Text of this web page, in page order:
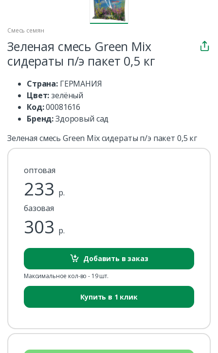
Смесь семян
Зеленая смесь Green Mix
сидераты п/э пакет 0,5 кг
Страна: ГЕРМАНИЯ
Цвет:зелёный
Код:00081616
Бренд:Здоровый сад
Зеленая смесь Green Mix сидераты п/э пакет 0,5 кг
оптовая
233 р.
базовая
303 р.
Добавить в заказ
Максимальное кол-во - 19 шт.
Купить в 1 клик